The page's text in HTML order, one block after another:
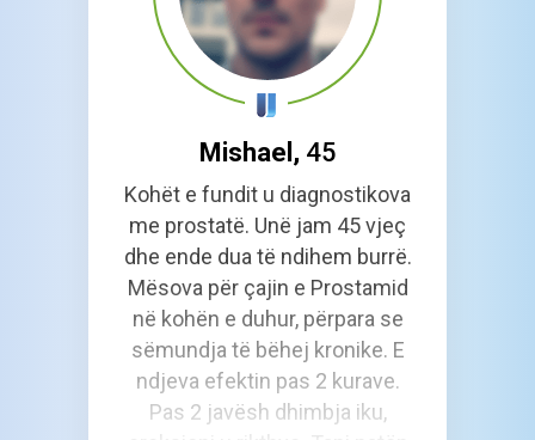
Mishael, 45
Kohët e fundit u diagnostikova
me prostatë. Unë jam 45 vjeç
dhe ende dua të ndihem burrë.
Mësova për çajin e Prostamid
në kohën e duhur, përpara se
sëmundja të bëhej kronike. E
ndjeva efektin pas 2 kurave.
Pas 2 javësh dhimbja iku,